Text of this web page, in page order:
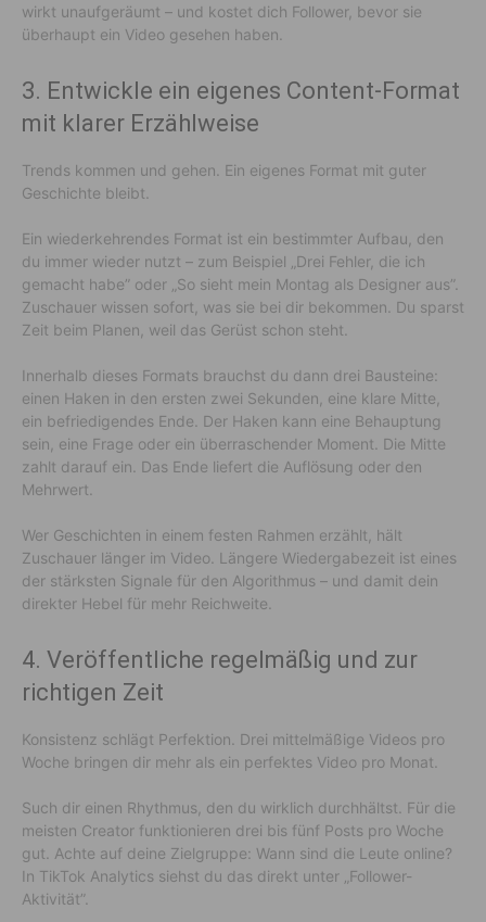
wirkt unaufgeräumt – und kostet dich Follower, bevor sie
überhaupt ein Video gesehen haben.
3. Entwickle ein eigenes Content-Format
mit klarer Erzählweise
Trends kommen und gehen. Ein eigenes Format mit guter
Geschichte bleibt.
Ein wiederkehrendes Format ist ein bestimmter Aufbau, den
du immer wieder nutzt – zum Beispiel „Drei Fehler, die ich
gemacht habe” oder „So sieht mein Montag als Designer aus”.
Zuschauer wissen sofort, was sie bei dir bekommen. Du sparst
Zeit beim Planen, weil das Gerüst schon steht.
Innerhalb dieses Formats brauchst du dann drei Bausteine:
einen Haken in den ersten zwei Sekunden, eine klare Mitte,
ein befriedigendes Ende. Der Haken kann eine Behauptung
sein, eine Frage oder ein überraschender Moment. Die Mitte
zahlt darauf ein. Das Ende liefert die Auflösung oder den
Mehrwert.
Wer Geschichten in einem festen Rahmen erzählt, hält
Zuschauer länger im Video. Längere Wiedergabezeit ist eines
der stärksten Signale für den Algorithmus – und damit dein
direkter Hebel für mehr Reichweite.
4. Veröffentliche regelmäßig und zur
richtigen Zeit
Konsistenz schlägt Perfektion. Drei mittelmäßige Videos pro
Woche bringen dir mehr als ein perfektes Video pro Monat.
Such dir einen Rhythmus, den du wirklich durchhältst. Für die
meisten Creator funktionieren drei bis fünf Posts pro Woche
gut. Achte auf deine Zielgruppe: Wann sind die Leute online?
In TikTok Analytics siehst du das direkt unter „Follower-
Aktivität”.